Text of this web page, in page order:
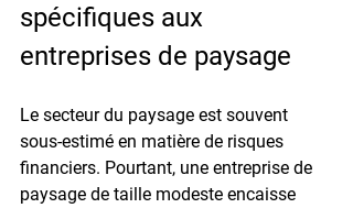
spécifiques aux
entreprises de paysage
Le secteur du paysage est souvent
sous-estimé en matière de risques
financiers. Pourtant, une entreprise de
paysage de taille modeste encaisse